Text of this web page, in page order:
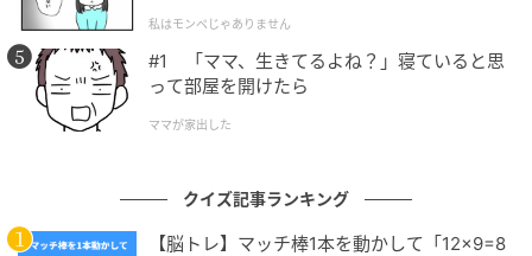
一人でも十分楽しめますが、大人数で遊んでみると何
倍も楽しめますよ。
※ご紹介した方法の他に、複数解が存在する場合があ
問題制作：株式会社 キュービック（HP ）
私はモンペじゃありません
#1 「ママ、生きてるよね？」寝ていると思
って部屋を開けたら
ママが家出した
クイズ記事ランキング
【脳トレ】マッチ棒1本を動かして「12×9=8